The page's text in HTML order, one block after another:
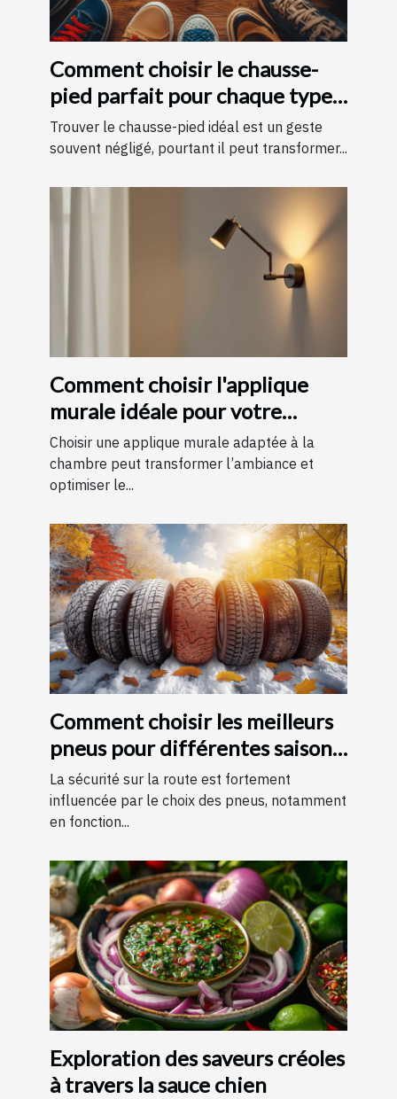
Comment choisir le chausse-
pied parfait pour chaque type
de chaussure
Trouver le chausse-pied idéal est un geste
souvent négligé, pourtant il peut transformer...
Comment choisir l'applique
murale idéale pour votre
chambre
Choisir une applique murale adaptée à la
chambre peut transformer l’ambiance et
optimiser le...
Comment choisir les meilleurs
pneus pour différentes saisons
?
La sécurité sur la route est fortement
influencée par le choix des pneus, notamment
en fonction...
Exploration des saveurs créoles
à travers la sauce chien